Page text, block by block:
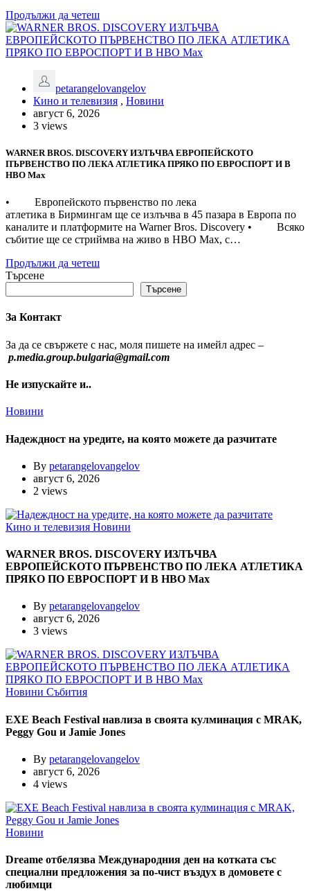
Продължи да четеш
petarangelovangelov
Кино и телевизия , Новини
август 6, 2026
3 views
WARNER BROS. DISCOVERY ИЗЛЪЧВА ЕВРОПЕЙСКОТО
ПЪРВЕНСТВО ПО ЛЕКА АТЛЕТИКА ПРЯКО ПО ЕВРОСПОРТ И В
НВО Мах
• Европейското първенство по лека
атлетика в Бирмингам ще се излъчва в 45 пазара в Европа по
каналите и платформите на Warner Bros. Discovery • Всяко
събитие ще се стриймва на живо в HBO Max, с…
Продължи да четеш
Търсене
Търсене
За Контакт
За да се свържете с нас, моля пишете на имейл адрес –
p.media.group.bulgaria@gmail.com
Не изпускайте и..
Новини
Надеждност на уредите, на която можете да разчитате
By petarangelovangelov
август 6, 2026
2 views
Кино и телевизия Новини
WARNER BROS. DISCOVERY ИЗЛЪЧВА
ЕВРОПЕЙСКОТО ПЪРВЕНСТВО ПО ЛЕКА АТЛЕТИКА
ПРЯКО ПО ЕВРОСПОРТ И В НВО Мах
By petarangelovangelov
август 6, 2026
3 views
Новини Събития
EXE Beach Festival навлиза в своята кулминация с MRAK,
Peggy Gou и Jamie Jones
By petarangelovangelov
август 6, 2026
4 views
Новини
Dreame отбелязва Международния ден на котката със
специални предложения за по-чист въздух в домовете с
любимци